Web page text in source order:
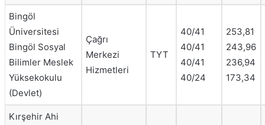
Bingöl
Üniversitesi
Bingöl Sosyal
Bilimler Meslek
Yüksekokulu
(Devlet)
Çağrı
Merkezi
Hizmetleri
TYT
40/41
40/41
40/41
40/24
253,81
243,96
236,94
173,34
Kırşehir Ahi